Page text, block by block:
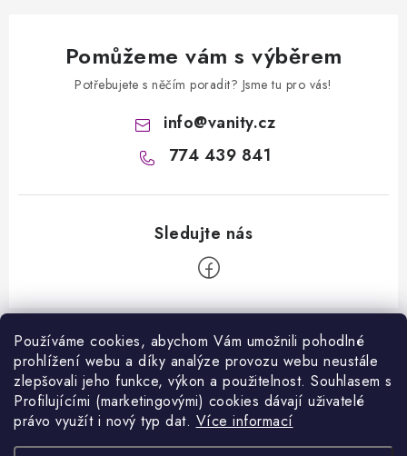
Používáme cookies, abychom Vám umožnili pohodlné
prohlížení webu a díky analýze provozu webu neustále
zlepšovali jeho funkce, výkon a použitelnost. Souhlasem s
Profilujícími (marketingovými) cookies dávají uživatelé
právo využít i nový typ dat. Více informací
Pomůžeme vám s výběrem
Potřebujete s něčím poradit? Jsme tu pro vás!
info@vanity.cz
774 439 841
Z
Informace pro vás
Kontakty
Jak nakupovat
Facebook